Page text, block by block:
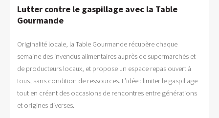
Lutter contre le gaspillage avec la Table
Gourmande
Originalité locale, la Table Gourmande récupère chaque
semaine des invendus alimentaires auprès de supermarchés et
de producteurs locaux, et propose un espace repas ouvert à
tous, sans condition de ressources. L’idée : limiter le gaspillage
tout en créant des occasions de rencontres entre générations
et origines diverses.